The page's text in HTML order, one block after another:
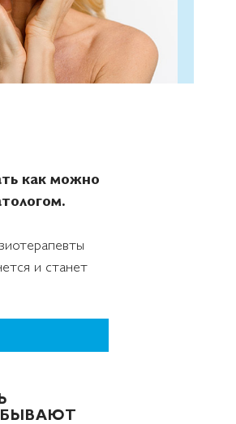
как можно
и станет